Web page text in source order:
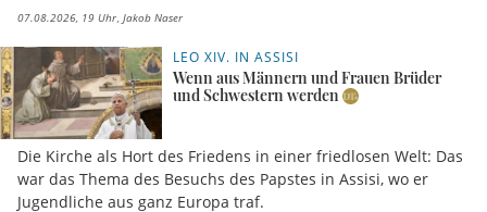
07.08.2026, 19 Uhr Jakob Naser
LEO XIV. IN ASSISI
Wenn aus Männern und Frauen Brüder
und Schwestern werden
Die Kirche als Hort des Friedens in einer friedlosen Welt: Das
war das Thema des Besuchs des Papstes in Assisi, wo er
Jugendliche aus ganz Europa traf.